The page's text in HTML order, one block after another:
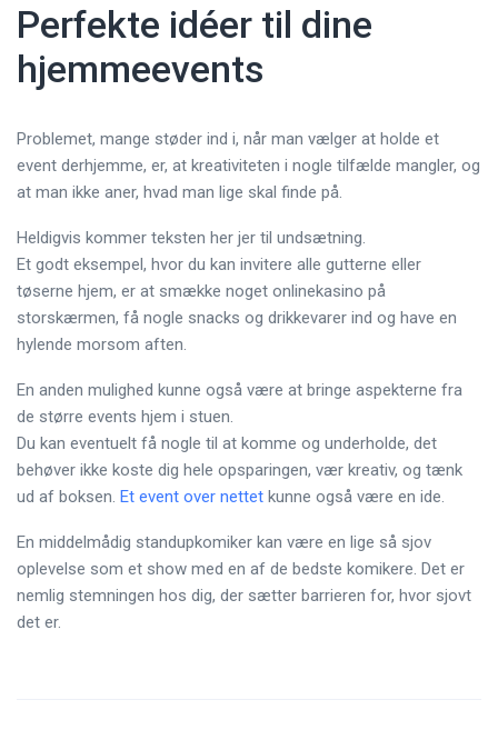
Perfekte idéer til dine
hjemmeevents
Problemet, mange støder ind i, når man vælger at holde et
event derhjemme, er, at kreativiteten i nogle tilfælde mangler, og
at man ikke aner, hvad man lige skal finde på.
Heldigvis kommer teksten her jer til undsætning.
Et godt eksempel, hvor du kan invitere alle gutterne eller
tøserne hjem, er at smække noget onlinekasino på
storskærmen, få nogle snacks og drikkevarer ind og have en
hylende morsom aften.
En anden mulighed kunne også være at bringe aspekterne fra
de større events hjem i stuen.
Du kan eventuelt få nogle til at komme og underholde, det
behøver ikke koste dig hele opsparingen, vær kreativ, og tænk
ud af boksen. Et event over nettet kunne også være en ide.
En middelmådig standupkomiker kan være en lige så sjov
oplevelse som et show med en af de bedste komikere. Det er
nemlig stemningen hos dig, der sætter barrieren for, hvor sjovt
det er.